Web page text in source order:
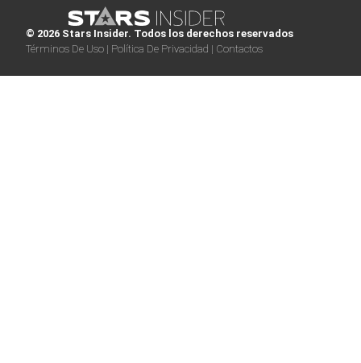
© 2026 Stars Insider. Todos los derechos reservados
Términos De Uso | Política De Privacidad | Contactos